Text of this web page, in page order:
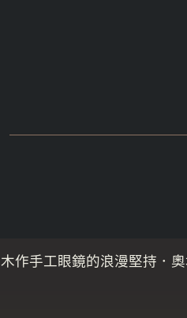
木作手工眼鏡的浪漫堅持．奧